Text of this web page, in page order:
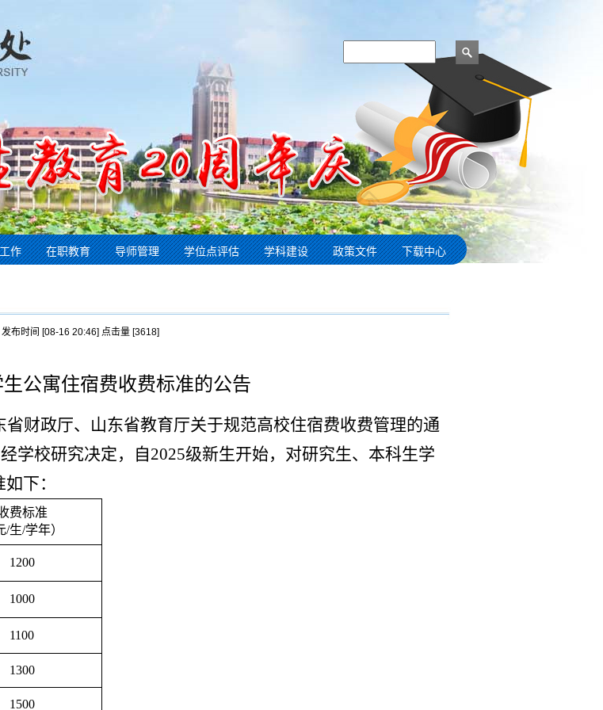
作 在职教育 导师管理 学位点评估 学科建设 政策文件 下载中心
发布时间 [08-16 20:46] 点击量 [3618]
公寓住宿费收费标准的公告
省财政厅、 山东省教育厅关于规范高校住宿费收费管理的通
学校研究决定，自2025级新生开始，对研究生、本科生学
下：
费标准
/生/学年）
1 200
1000
1100
1300
1500